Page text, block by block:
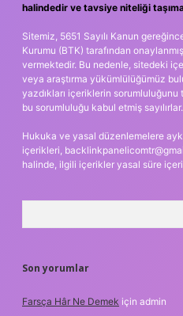
halindedir ve tavsiye niteliği
Sitemiz, 5651 Sayılı Kanun
Kurumu (BTK) tarafından
vermektedir. Bu nedenle, sitedeki
veya araştırma yükümlülüğümüz
yazdıkları içeriklerin
bu sorumluluğu kabul etmiş sayılırlar.
Hukuka ve yasal düzenlemelere
içerikleri,
halinde, ilgili içerikler yasal süre
Son yorumlar
Farsça Hâr Ne Demek için admin